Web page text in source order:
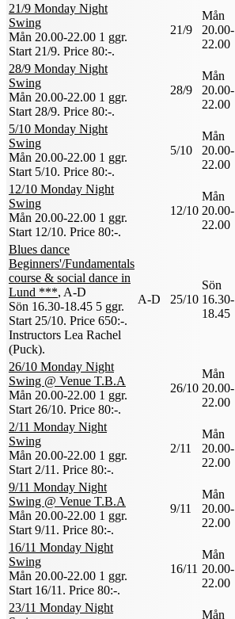
21/9 Monday Night
Swing
Mån 20.00-22.00 1 ggr.
Start 21/9. Price 80:-.
21/9
Mån
20.00-
22.00
28/9 Monday Night
Swing
Mån 20.00-22.00 1 ggr.
Start 28/9. Price 80:-.
28/9
Mån
20.00-
22.00
5/10 Monday Night
Swing
Mån 20.00-22.00 1 ggr.
Start 5/10. Price 80:-.
5/10
Mån
20.00-
22.00
12/10 Monday Night
Swing
Mån 20.00-22.00 1 ggr.
Start 12/10. Price 80:-.
12/10
Mån
20.00-
22.00
Blues dance
Beginners'/Fundamentals
course & social dance in
Lund ***, A-D
Sön 16.30-18.45 5 ggr.
Start 25/10. Price 650:-.
Instructors Lea Rachel
(Puck).
A-D 25/10
Sön
16.30-
18.45
26/10 Monday Night
Swing @ Venue T.B.A
Mån 20.00-22.00 1 ggr.
Start 26/10. Price 80:-.
26/10
Mån
20.00-
22.00
2/11 Monday Night
Swing
Mån 20.00-22.00 1 ggr.
Start 2/11 . Price 80:-.
2/11
Mån
20.00-
22.00
9/11 Monday Night
Swing @ Venue T.B.A
Mån 20.00-22.00 1 ggr.
Start 9/11 . Price 80:-.
9/11
Mån
20.00-
22.00
16/11 Monday Night
Swing
Mån 20.00-22.00 1 ggr.
Start 16/11 . Price 80:-.
16/11
Mån
20.00-
22.00
23/11 Monday Night
Mån